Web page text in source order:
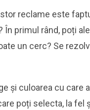
reclame este
În primul rând, poți
un cerc? Se
și culoarea cu
poți selecta, la